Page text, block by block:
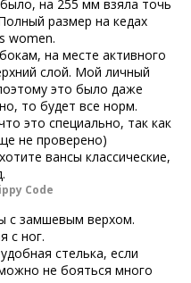
на 255 мм взяла точь
размер на кедах
women.
на месте активного
слой. Мой личный
это было даже
то будет все норм.
это специально, так как
не проверено)
вансы классические,
Code
с замшевым верхом.
с ног.
стелька, если
не бояться много